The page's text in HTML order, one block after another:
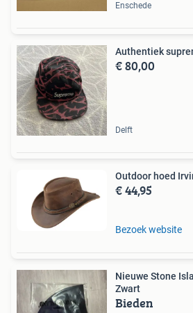
Enschede
Authentiek
€ 80,00
Delft
Outdoor hoed
€ 44,95
Bezoek website
Nieuwe Stone
Zwart
Bieden